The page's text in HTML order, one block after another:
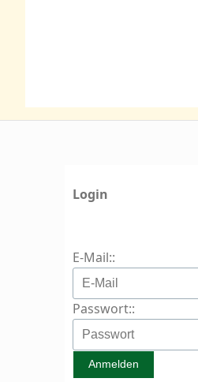
Login
E-Mail::
Passwort::